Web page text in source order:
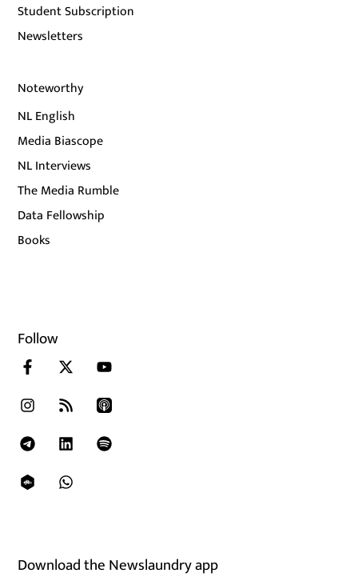
Student Subscription
Newsletters
Noteworthy
NL English
Media Biascope
NL Interviews
The Media Rumble
Data Fellowship
Books
Follow
Download the Newslaundry app